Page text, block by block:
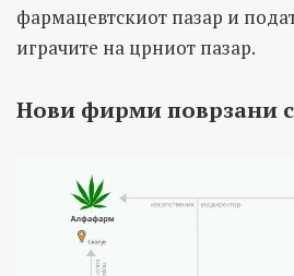
фармацевтскиот пазар и
играчите на црниот пазар.
Нови фирми поврзани